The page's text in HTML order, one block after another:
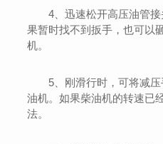
4、迅速松开高压油管
果暂时找不到扳手，也可以
机。
5、刚滑行时，可将减
油机。如果柴油机的转速已
法。